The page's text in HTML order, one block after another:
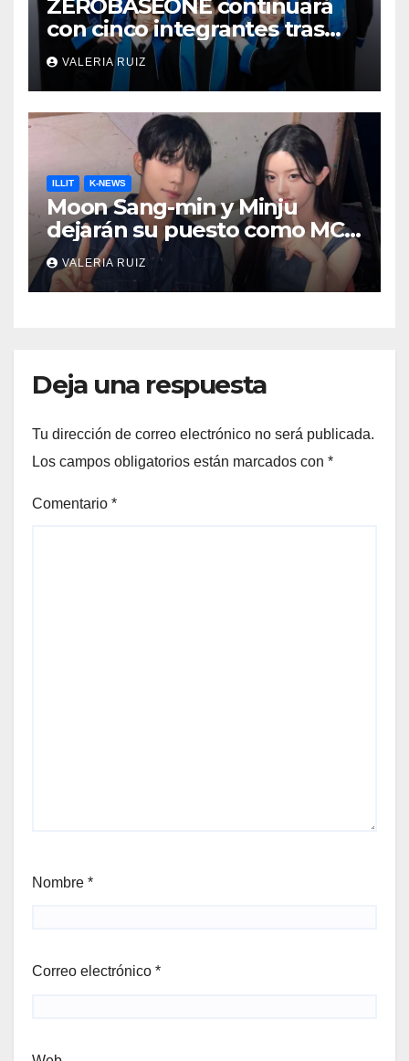
ZEROBASEONE continuará
con cinco integrantes tras
salida de miembros de YH
Entertainment
VALERIA RUIZ
ILLIT K-NEWS
Moon Sang-min y Minju
dejarán su puesto como MCs
de Music Bank
VALERIA RUIZ
Deja una respuesta
Tu dirección de correo electrónico no será publicada.
Los campos obligatorios están marcados con *
Comentario *
Nombre *
Correo electrónico *